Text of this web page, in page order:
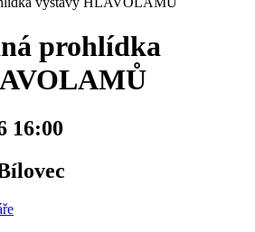
prohlídka
16:00